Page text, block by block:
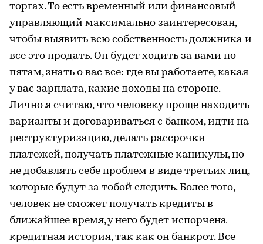
торгах. То есть временный или финансовый
управляющий максимально заинтересован,
чтобы выявить всю собственность должника и
все это продать. Он будет ходить за вами по
пятам, знать о вас все: где вы работаете, какая
у вас зарплата, какие доходы на стороне.
Лично я считаю, что человеку проще находить
варианты и договариваться с банком, идти на
реструктуризацию, делать рассрочки
платежей, получать платежные каникулы, но
не добавлять себе проблем в виде третьих лиц,
которые будут за тобой следить. Более того,
человек не сможет получать кредиты в
ближайшее время, у него будет испорчена
кредитная история, так как он банкрот. Все